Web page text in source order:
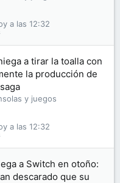
a las 12:32
a tirar la toalla con
la producción de
y juegos
a las 12:32
a Switch en otoño:
descarado que su